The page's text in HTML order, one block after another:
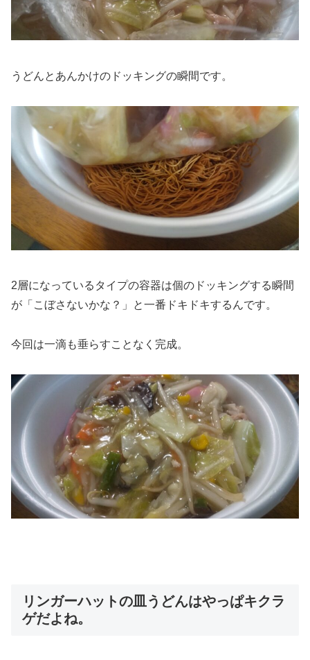
うどんとあんかけのドッキングの瞬間です。
2層になっているタイプの容器は個のドッキングする瞬間
が「こぼさないかな？」と一番ドキドキするんです。
今回は一滴も垂らすことなく完成。
リンガーハットの皿うどんはやっぱキクラ
ゲだよね。